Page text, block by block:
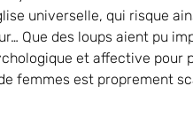
universelle, qui risque
Que des loups aient pu
et affective pour
femmes est proprement